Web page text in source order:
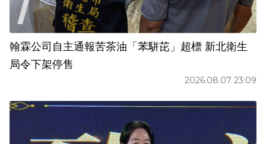
翰霖公司自主通報苦茶油「苯駢芘」超標 新北衛生
局令下架停售
2026.08.07 23:09